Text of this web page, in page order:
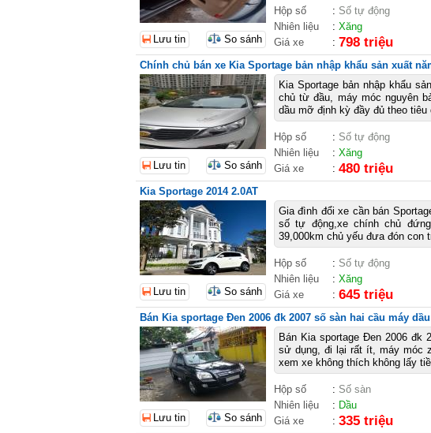
Hộp số : Số tự động
Nhiên liệu
: Xăng
Giá xe
: 798 triệu
Lưu tin So sánh
Chính chủ bán xe Kia Sportage bản nhập khẩu sản xuất
Kia Sportage bản nhập khẩu
chủ từ đầu, máy móc nguyên
dầu mỡ định kỳ đầy đủ theo
Hộp số : Số tự động
Nhiên liệu
: Xăng
Giá xe
: 480 triệu
Lưu tin So sánh
Kia Sportage 2014 2.0AT
Gia đình đổi xe cần bán
số tự động,xe chính chủ
39,000km chủ yếu đưa đón con
Hộp số : Số tự động
Nhiên liệu
: Xăng
Giá xe
: 645 triệu
Lưu tin So sánh
Bán Kia sportage Đen 2006 đk 2007 số sàn hai cầu máy
Bán Kia sportage Đen 2006 đk
sử dụng, đi lại rất ít, máy móc
xem xe không thích không lấy
Hộp số : Số sàn
Nhiên liệu
: Dầu
Giá xe
: 335 triệu
Lưu tin So sánh